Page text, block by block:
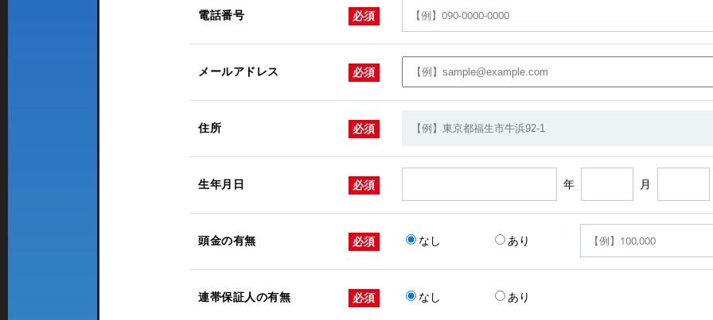
電話番号 必須
メールアドレス 必須
住所 必須
生年月日 必須 年 月
頭金の有無 必須 なし あり
連帯保証人の有無 必須 なし あり